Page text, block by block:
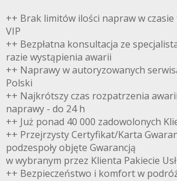
++ Brak limitów ilości napraw w
VIP
++ Bezpłatna konsultacja ze
razie wystąpienia awarii
++ Naprawy w autoryzowanych
Polski
++ Najkrótszy czas rozpatrzenia
naprawy - do 24 h
++ Już ponad 40 000 zadowolonych
++ Przejrzysty Certyfikat/Karta
podzespoły objęte Gwarancją
w wybranym przez Klienta Pakiecie
++ Bezpieczeństwo i komfort w